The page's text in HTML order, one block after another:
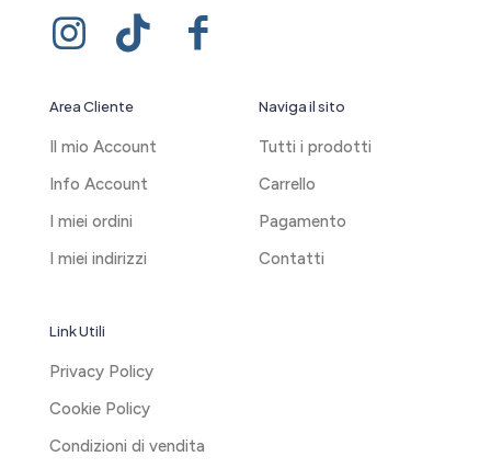
Area Cliente
Il mio Account
Info Account
I miei ordini
I miei indirizzi
Naviga il sito
Tutti i prodotti
Carrello
Pagamento
Contatti
Link Utili
Privacy Policy
Cookie Policy
Condizioni di vendita